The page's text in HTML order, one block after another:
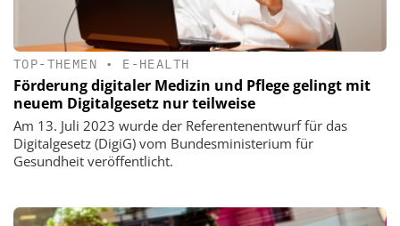
TOP-THEMEN • E-HEALTH
Förderung digitaler Medizin und Pflege gelingt mit
neuem Digitalgesetz nur teilweise
Am 13. Juli 2023 wurde der Referentenentwurf für das
Digitalgesetz (DigiG) vom Bundesministerium für
Gesundheit veröffentlicht.